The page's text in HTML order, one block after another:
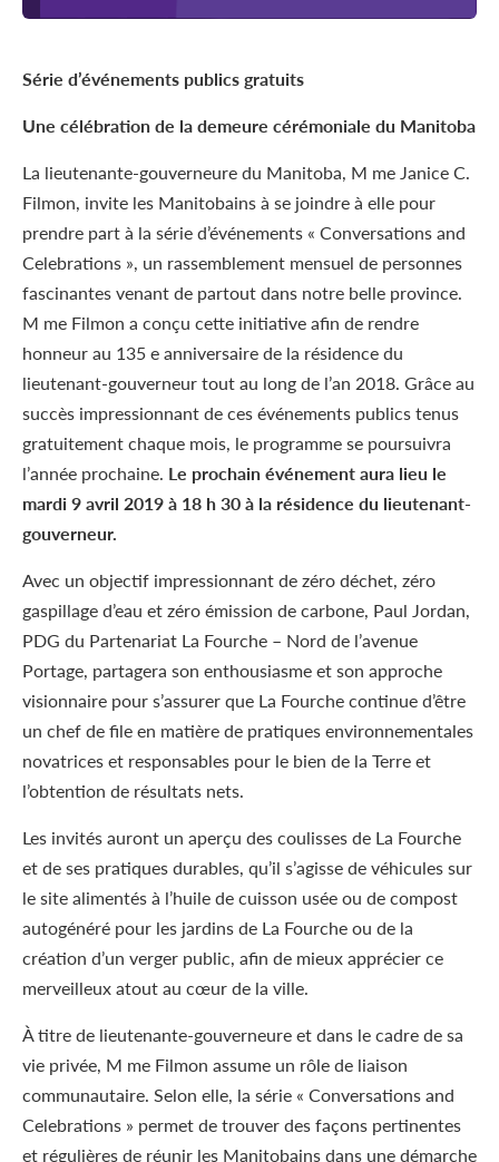
Série d’événements publics gratuits
Une célébration de la demeure cérémoniale du Manitoba
La lieutenante-gouverneure du Manitoba, M me Janice C.
Filmon, invite les Manitobains à se joindre à elle pour
prendre part à la série d’événements « Conversations and
Celebrations », un rassemblement mensuel de personnes
fascinantes venant de partout dans notre belle province.
M me Filmon a conçu cette initiative afin de rendre
honneur au 135 e anniversaire de la résidence du
lieutenant-gouverneur tout au long de l’an 2018. Grâce au
succès impressionnant de ces événements publics tenus
gratuitement chaque mois, le programme se poursuivra
l’année prochaine. Le prochain événement aura lieu le
mardi 9 avril 2019 à 18 h 30 à la résidence du lieutenant-
gouverneur.
Avec un objectif impressionnant de zéro déchet, zéro
gaspillage d’eau et zéro émission de carbone, Paul Jordan,
PDG du Partenariat La Fourche – Nord de l’avenue
Portage, partagera son enthousiasme et son approche
visionnaire pour s’assurer que La Fourche continue d’être
un chef de file en matière de pratiques environnementales
novatrices et responsables pour le bien de la Terre et
l’obtention de résultats nets.
Les invités auront un aperçu des coulisses de La Fourche
et de ses pratiques durables, qu’il s’agisse de véhicules sur
le site alimentés à l’huile de cuisson usée ou de compost
autogénéré pour les jardins de La Fourche ou de la
création d’un verger public, afin de mieux apprécier ce
merveilleux atout au cœur de la ville.
À titre de lieutenante-gouverneure et dans le cadre de sa
vie privée, M me Filmon assume un rôle de liaison
communautaire. Selon elle, la série « Conversations and
Celebrations » permet de trouver des façons pertinentes
et régulières de réunir les Manitobains dans une démarche